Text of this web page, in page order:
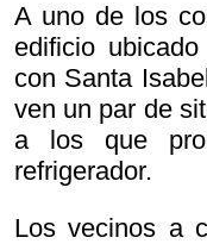
A uno de los
edificio
con Santa
ven un par de
a los que
refrigerador.
Los vecinos a